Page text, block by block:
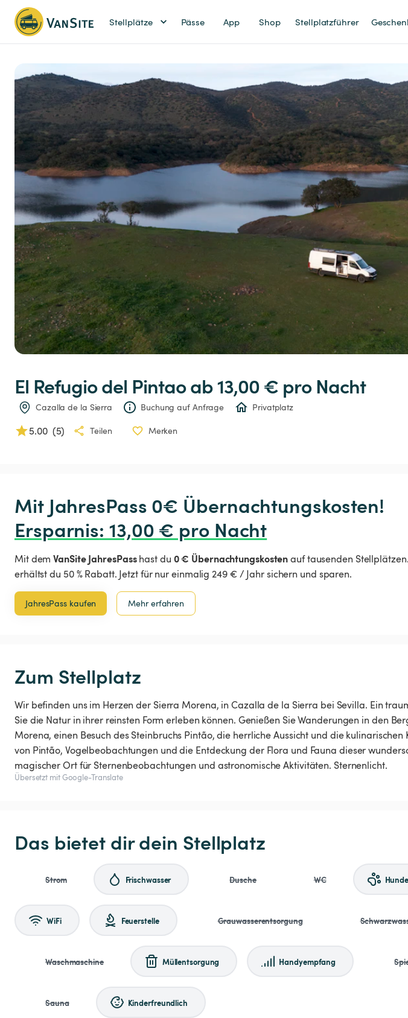
Stellplätze Pässe App Shop Stellplatzführer
El Refugiodel Pintao ab 13,00 € pro Nacht
Cazalla de la Sierra Buchung auf Anfrage Privatplatz
5.00 (5) Teilen Merken
Ersparnis: 13,00 € pro Nacht
Mit demVanSite JahresPasshast du 0 € Übernachtungskostenauf tausenden
erhältst du 50 % Rabatt. Jetzt für nur einmalig 249 € / Jahr sichern und sparen.
JahresPass kaufen Mehr erfahren
Zum Stellplatz
Wir befinden uns im Herzen der Sierra Morena, in Cazalla de la Sierra bei Sevilla. Ein
Sie die Natur in ihrer reinsten Form erleben können. Genießen Sie Wanderungen in den
Morena, einen Besuch des Steinbruchs Pintão, die herrliche Aussicht und die kulinarischen
von Pintão, Vogelbeobachtungen und die Entdeckung der Flora und Fauna dieser
magischer Ort für Sternenbeobachtungen und astronomische Aktivitäten. Sternenlicht.
Übersetzt mit Google-Translate
Das bietet dir dein Stellplatz
Strom Frischwasser Dusche WC
WiFi Feuerstelle Grauwasserentsorgung
Waschmaschine Müllentsorgung Handyempfang
Sauna Kinderfreundlich